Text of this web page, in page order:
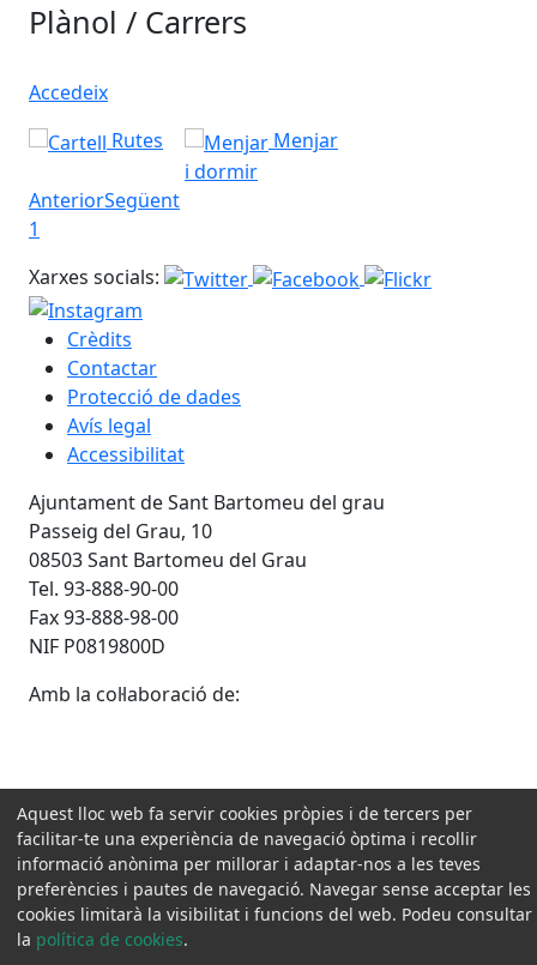
Plànol / Carrers
Accedeix
Rutes
Menjar
i dormir
AnteriorSegüent
1
Xarxes socials:
Crèdits
Contactar
Protecció de dades
Avís legal
Accessibilitat
Ajuntament de Sant Bartomeu del grau
Passeig del Grau, 10
08503 Sant Bartomeu del Grau
Tel. 93-888-90-00
Fax 93-888-98-00
NIF P0819800D
Amb la col·laboració de:
Aquest lloc web fa servir cookies pròpies i de tercers per
facilitar-te una experiència de navegació òptima i recollir
informació anònima per millorar i adaptar-nos a les teves
preferències i pautes de navegació. Navegar sense acceptar les
cookies limitarà la visibilitat i funcions del web. Podeu consultar
la política de cookies.